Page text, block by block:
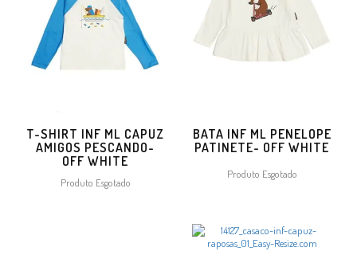
T-SHIRT INF ML CAPUZ
AMIGOS PESCANDO-
OFF WHITE
Produto Esgotado
BATA INF ML PENELOPE
PATINETE- OFF WHITE
Produto Esgotado